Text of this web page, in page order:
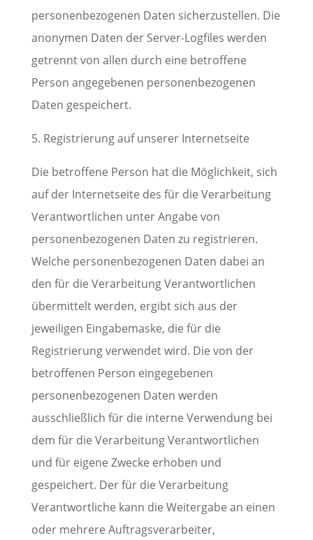
personenbezogenen Daten sicherzustellen. Die
anonymen Daten der Server-Logfiles werden
getrennt von allen durch eine betroffene
Person angegebenen personenbezogenen
Daten gespeichert.
5. Registrierung auf unserer Internetseite
Die betroffene Person hat die Möglichkeit, sich
auf der Internetseite des für die Verarbeitung
Verantwortlichen unter Angabe von
personenbezogenen Daten zu registrieren.
Welche personenbezogenen Daten dabei an
den für die Verarbeitung Verantwortlichen
übermittelt werden, ergibt sich aus der
jeweiligen Eingabemaske, die für die
Registrierung verwendet wird. Die von der
betroffenen Person eingegebenen
personenbezogenen Daten werden
ausschließlich für die interne Verwendung bei
dem für die Verarbeitung Verantwortlichen
und für eigene Zwecke erhoben und
gespeichert. Der für die Verarbeitung
Verantwortliche kann die Weitergabe an einen
oder mehrere Auftragsverarbeiter,